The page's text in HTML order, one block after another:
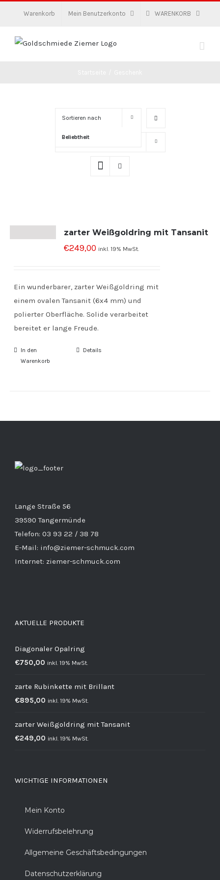
Warenkorb Mein Benutzerkonto WARENKORB
Sortieren nach
Beliebtheit
zarter Weißgoldring mit Tansanit
€249,00 inkl. 19% MwSt.
Ein wunderbarer, zarter Weißgoldring mit
einem ovalen Tansanit (6x4 mm) und
polierter Oberfläche. Solide verarbeitet
bereitet er lange Freude.
In den
Warenkorb
Details
Lange Straße 56
39590 Tangermünde
Telefon: 03 93 22 / 38 78
E-Mail: info@ziemer-schmuck.com
Internet: ziemer-schmuck.com
AKTUELLE PRODUKTE
Diagonaler Opalring
€750,00 inkl. 19% MwSt.
zarte Rubinkette mit Brillant
€895,00 inkl. 19% MwSt.
zarter Weißgoldring mit Tansanit
€249,00 inkl. 19% MwSt.
WICHTIGE INFORMATIONEN
Mein Konto
Widerrufsbelehrung
Allgemeine Geschäftsbedingungen
Datenschutzerklärung